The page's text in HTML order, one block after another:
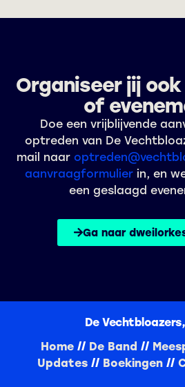
Organiseer jij
of
Doe een vrijblijvende
optreden van De
mail naar
aanvraagformulierin, en
een geslaagd
Ga naar
De
Home // De Band //
Updates// Boekingen//